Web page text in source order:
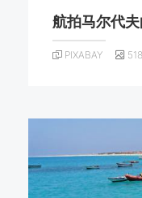
航拍马尔代
PIXABAY